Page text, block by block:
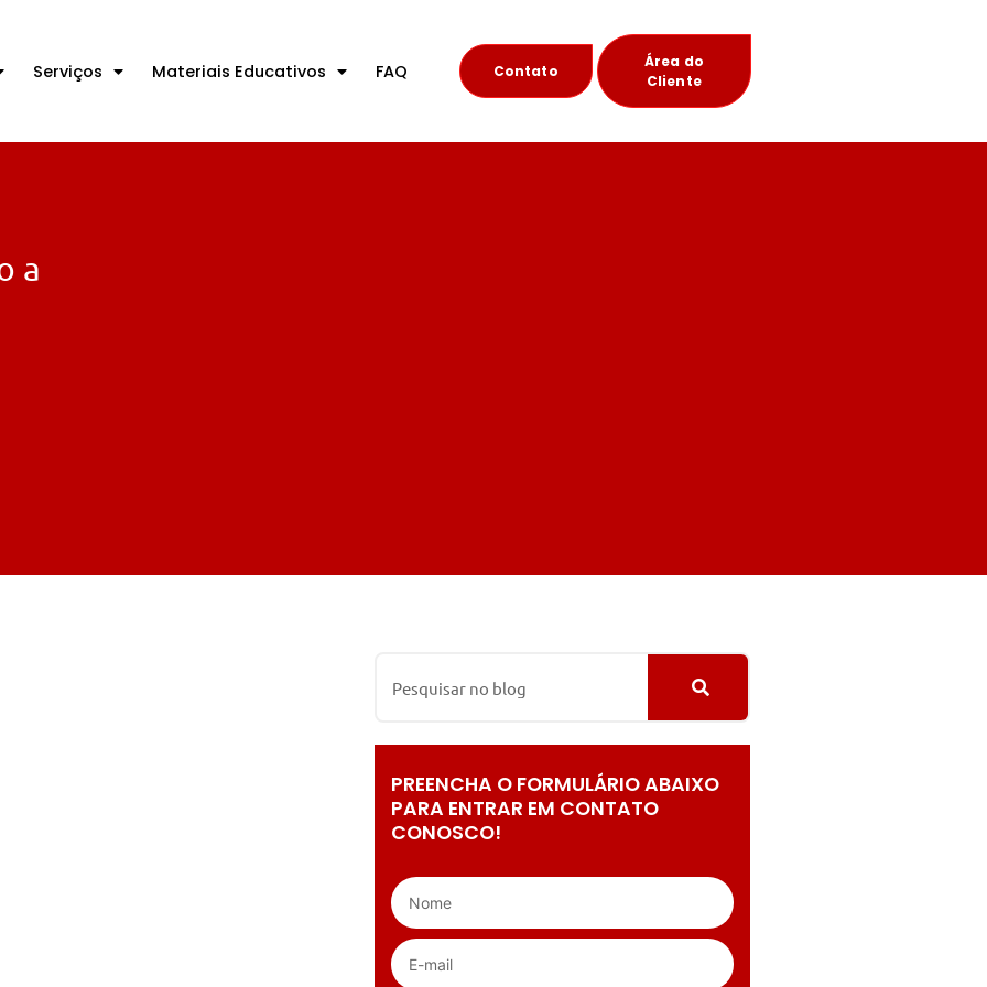
Serviços Materiais Educativos FAQ Contato
Área do
Cliente
a
PREENCHA O FORMULÁRIO ABAIXO
PARA ENTRAR EM CONTATO
CONOSCO!